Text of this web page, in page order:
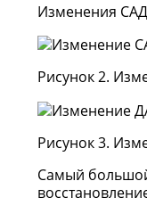
Изменения
Рисунок 2.
Рисунок 3.
Самый большой